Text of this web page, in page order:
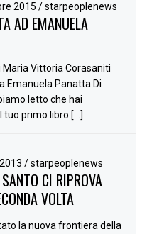
2015/ starpeoplenews
AD EMANUELA
Maria Vittoria Corasaniti
Emanuela Panatta Di
letto che hai
tuo primo libro […]
/ starpeoplenews
CI RIPROVA
VOLTA
la nuova frontiera della